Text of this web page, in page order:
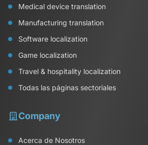
Medical device translation
Manufacturing translation
Software localization
Game localization
Travel & hospitality localization
Todas las páginas sectoriales
Company
Acerca de Nosotros